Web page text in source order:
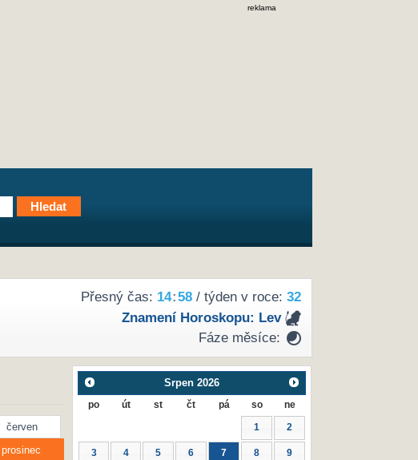
reklama
Přesný čas: 14:58/ týden v roce: 32
Znamení Horoskopu: Lev
Fáze měsíce:
červen
prosinec
Srpen 2026
po út st čt pá so ne
1 2
3 4 5 6 7 8 9